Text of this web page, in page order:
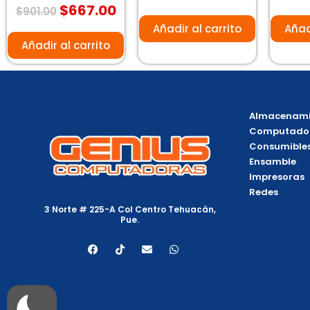
Valorado
con
de
$901.00 $667.00
Añadir al carrito
de
Añadir al carrito
3 Norte # 225-A Col Centro Tehuacán,
Pue.
F
a
T
i
E
n
W
h
Ensamble
Impresoras
Redes